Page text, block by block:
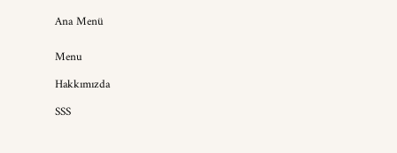
Ana Menü
Menu
Hakkımızda
SSS